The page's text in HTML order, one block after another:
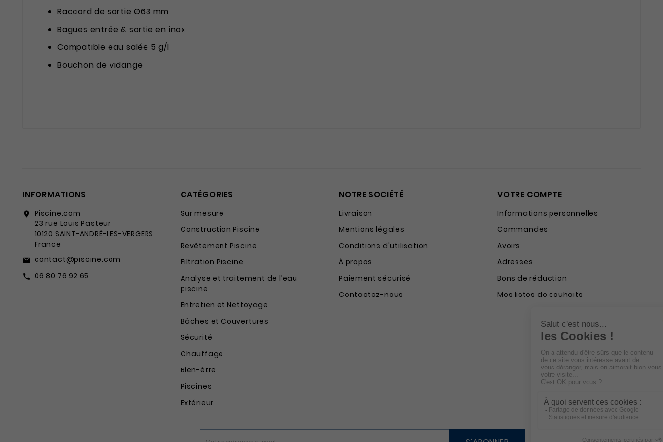
Raccord de sortie Ø63 mm
Bagues entrée & sortie en inox
Compatible eau salée 5 g/l
Bouchon de vidange
INFORMATIONS
location_on
Piscine.com
23 rue Louis Pasteur
10120 SAINT-ANDRÉ-LES-VERGERS
France
email contact@piscine.com
call 06 80 76 92 65
CATÉGORIES
Sur mesure
Construction Piscine
Revêtement Piscine
Filtration Piscine
Analyse et traitement de l’eau
piscine
Entretien et Nettoyage
Bâches et Couvertures
Sécurité
Chauffage
Bien-être
Piscines
Extérieur
NOTRE SOCIÉTÉ
Livraison
Mentions légales
Conditions d'utilisation
À propos
Paiement sécurisé
Contactez-nous
VOTRE COMPTE
Informations personnelles
Commandes
Avoirs
Adresses
Bons de réduction
Mes listes de souhaits